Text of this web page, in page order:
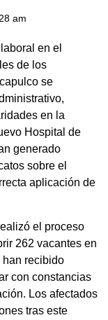
am
en el
de los
se
en la
Hospital de
generado
sobre el
aplicación de
el proceso
262 vacantes en
han recibido
con constancias
Los afectados
tras este